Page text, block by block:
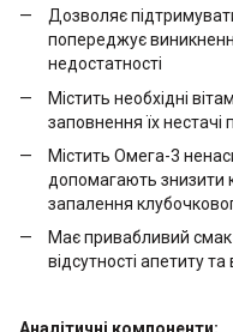
Дозволяє
попереджує
недостатності
Містить необхідні
заповнення їх нестачі
Містить Омега-3
допомагають знизити
запалення
Має привабливий
відсутності апетиту
Аналітичні компоненти: